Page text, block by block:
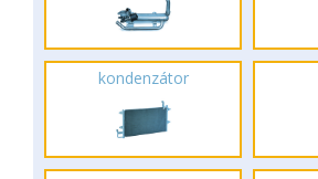
kondenzátor